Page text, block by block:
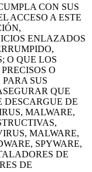
CON SUS
ACCESO A ESTE
ENLAZADOS
O QUE LOS
O
SUS
QUE
DESCARGUE DE
MALWARE,
MALWARE,
SPYWARE,
DE
DE